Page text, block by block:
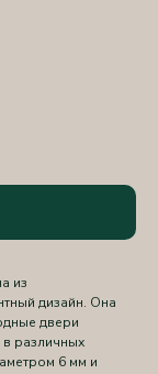
из
дизайн. Она
двери
в различных
6 мм и